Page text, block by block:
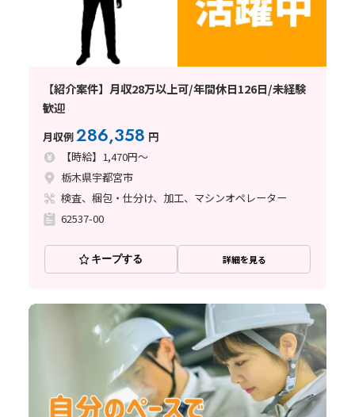
【紹介案件】月収28万以上可/年間休日126日/未経験
歓迎
月収例286,358 円
【時給】1,470円～
栃木県宇都宮市
検査、梱包・仕分け、加工、マシンオペレーター
62537-00
キープする 詳細を見る